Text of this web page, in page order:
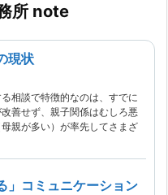
所 note
現状
相談で特徴的なのは、すでに
善せず、親子関係はむしろ悪
親が多い）が率先してさまざ
」コミュニケーション